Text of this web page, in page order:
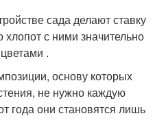
сада делают ставку
хлопот с ними значительно
.
основу которых
не нужно каждую
года они становятся лишь